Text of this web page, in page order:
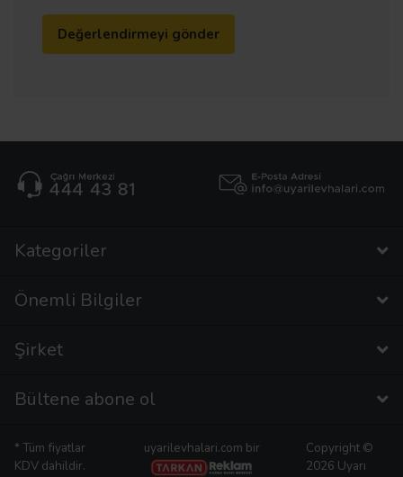
Değerlendirmeyi gönder
Kategoriler
Önemli Bilgiler
Şirket
Bültene abone ol
* Tüm fiyatlar
KDV dahildir.
uyarilevhalari.com bir
Copyright ©
2026 Uyarı